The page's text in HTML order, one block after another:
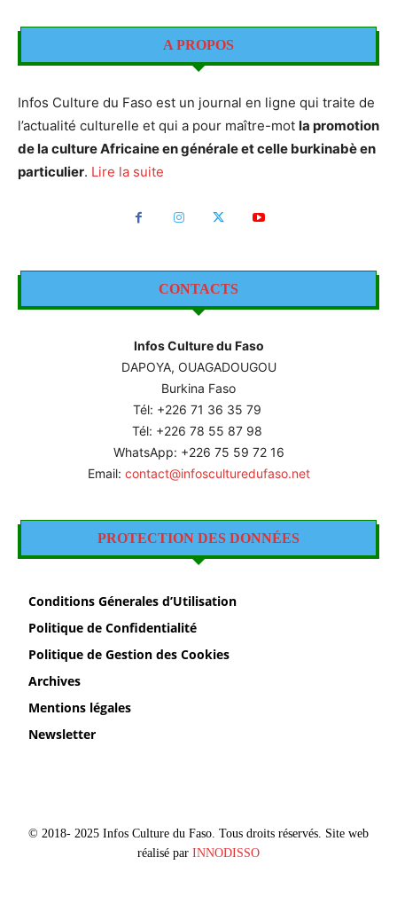
A PROPOS
Infos Culture du Faso est un journal en ligne qui traite de
l’actualité culturelle et qui a pour maître-mot la promotion
de la culture Africaine en générale et celle burkinabè en
particulier. Lire la suite
CONTACTS
Infos Culture du Faso
DAPOYA, OUAGADOUGOU
Burkina Faso
Tél: +226 71 36 35 79
Tél: +226 78 55 87 98
WhatsApp: +226 75 59 72 16
Email: contact@infosculturedufaso.net
PROTECTION DES DONNÉES
Conditions Génerales d’Utilisation
Politique de Confidentialité
Politique de Gestion des Cookies
Archives
Mentions légales
Newsletter
© 2018- 2025 Infos Culture du Faso. Tous droits réservés. Site web
réalisé par INNODISSO